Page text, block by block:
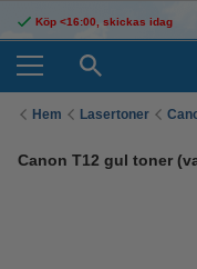
Köp <16:00, skickas idag
Hem Lasertoner
Canon T12 gul toner